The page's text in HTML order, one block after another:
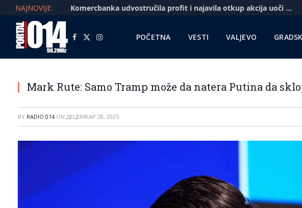
NAJNOVIJE: Komercbanka udvostručila profit i najavila otkup akcija uoči pregovora sa Unikreditom
Facebook
X
Instagram POČETNA VESTI VALJEVO
Mark Rute: Samo Tramp može da natera Putina da
BY RADIO 014 ON ДЕЦЕМБАР 28, 2025